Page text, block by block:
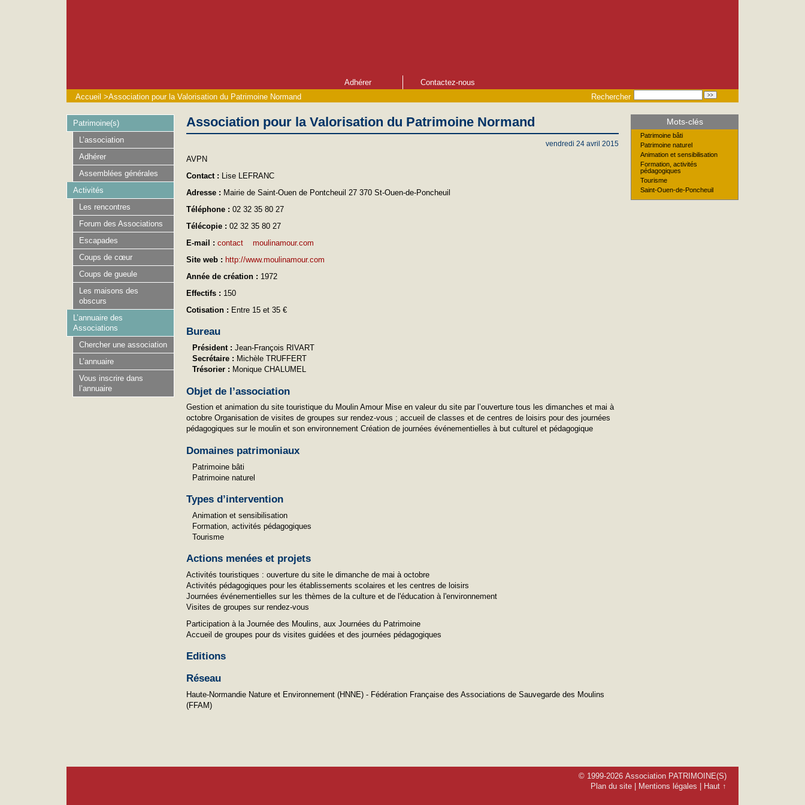
Adhérer
Contactez-nous
Rechercher
Accueil >Association pour la Valorisation du Patrimoine Normand
Association pour la Valorisation du Patrimoine Normand
vendredi 24 avril 2015
AVPN
Contact : Lise LEFRANC
Adresse : Mairie de Saint-Ouen de Pontcheuil 27 370 St-Ouen-de-Poncheuil
Téléphone : 02 32 35 80 27
Télécopie : 02 32 35 80 27
E-mail : contact
moulinamour.com
Site web : http://www.moulinamour.com
Année de création : 1972
Effectifs : 150
Cotisation : Entre 15 et 35 €
Bureau
Président : Jean-François RIVART
Secrétaire : Michèle TRUFFERT
Trésorier : Monique CHALUMEL
Objet de l’association
Gestion et animation du site touristique du Moulin Amour Mise en valeur du site par l’ouverture tous les dimanches et mai à
octobre Organisation de visites de groupes sur rendez-vous ; accueil de classes et de centres de loisirs pour des journées
pédagogiques sur le moulin et son environnement Création de journées événementielles à but culturel et pédagogique
Domaines patrimoniaux
Patrimoine bâti
Patrimoine naturel
Types d’intervention
Animation et sensibilisation
Formation, activités pédagogiques
Tourisme
Actions menées et projets
Activités touristiques : ouverture du site le dimanche de mai à octobre
Activités pédagogiques pour les établissements scolaires et les centres de loisirs
Journées événementielles sur les thèmes de la culture et de l'éducation à l'environnement
Visites de groupes sur rendez-vous
Participation à la Journée des Moulins, aux Journées du Patrimoine
Accueil de groupes pour ds visites guidées et des journées pédagogiques
Editions
Réseau
Haute-Normandie Nature et Environnement (HNNE) - Fédération Française des Associations de Sauvegarde des Moulins
(FFAM)
Patrimoine(s)
L’association
Adhérer
Assemblées générales
Activités
Les rencontres
Forum des Associations
Escapades
Coups de cœur
Coups de gueule
Les maisons des
obscurs
L’annuaire des
Associations
Chercher une association
L’annuaire
Vous inscrire dans
l’annuaire
Mots-clés
Patrimoine bâti
Patrimoine naturel
Animation et sensibilisation
Formation, activités
pédagogiques
Tourisme
Saint-Ouen-de-Poncheuil
© 1999-2026 Association PATRIMOINE(S)
Plan du site | Mentions légales | Haut ↑